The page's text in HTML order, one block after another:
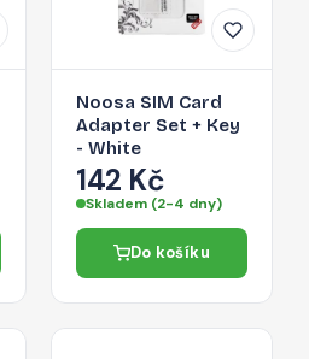
Noosa SIM Card
Adapter Set + Key
- White
142 Kč
Skladem (2-4 dny)
Do košíku